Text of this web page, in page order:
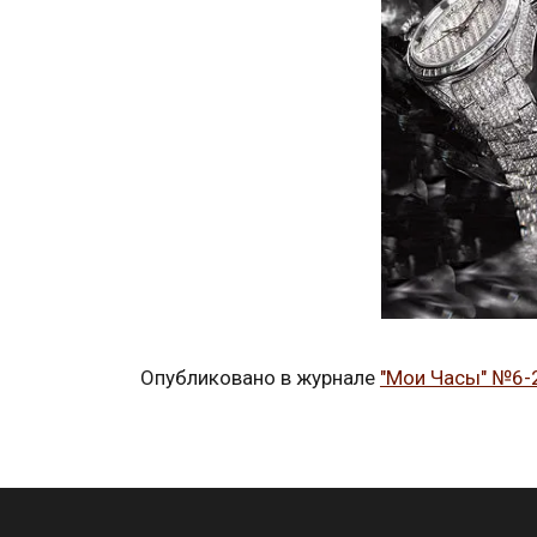
Опубликовано в журнале "Мои Часы" №6-